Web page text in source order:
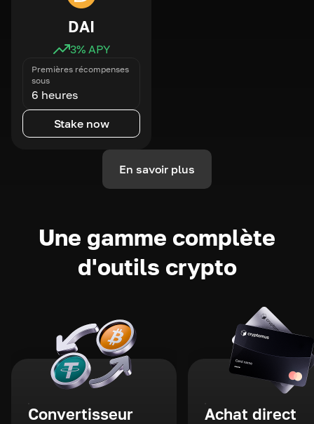
DAI
3% APY
Premières récompenses
sous
6 heures
Stake now
En savoir plus
Une gamme complète
d'outils crypto
Convertisseur Achat direct